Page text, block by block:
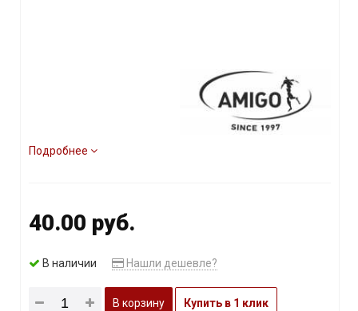
Подробнее
40.00 руб.
В наличии Нашли дешевле?
В корзину Купить в 1 клик